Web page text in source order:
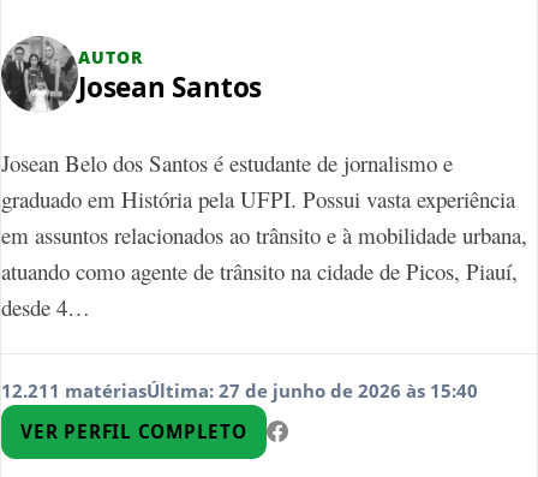
AUTOR
Josean Santos
Josean Belo dos Santos é estudante de jornalismo e
graduado em História pela UFPI. Possui vasta experiência
em assuntos relacionados ao trânsito e à mobilidade urbana,
atuando como agente de trânsito na cidade de Picos, Piauí,
desde 4…
12.211 matériasÚltima: 27 de junho de 2026 às 15:40
VER PERFIL COMPLETO